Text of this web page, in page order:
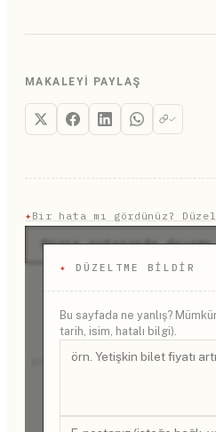
MAKALEYI PAYLAŞ
✦Bir hata mı gördünüz?
✦ DÜZELTME BILDIR
Bu sayfada ne yanlış?
tarih, isim, hatalı bilgi).
Düzce rotasında
REKLAM